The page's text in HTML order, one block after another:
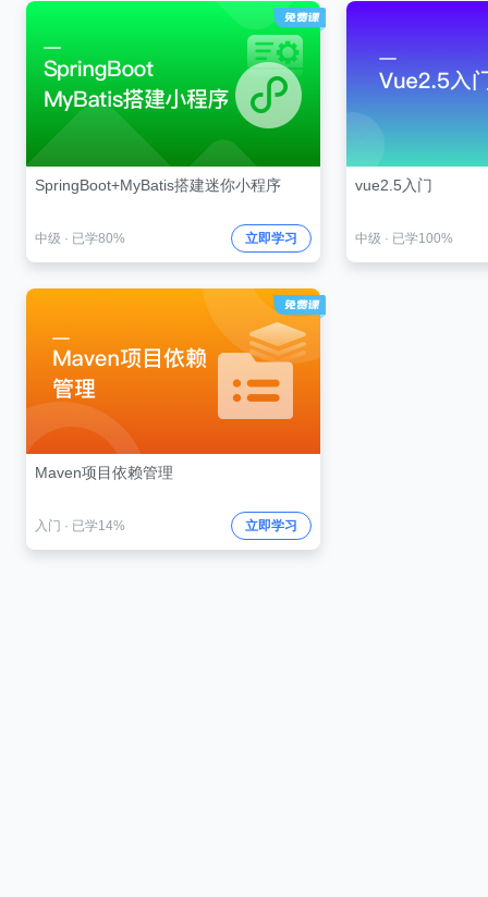
SpringBoot+MyBatis搭建迷你小程序
中级 · 已学80% 立即学习
vue2.5入门
中级 · 已学100%
Maven项目依赖管理
入门 · 已学14% 立即学习